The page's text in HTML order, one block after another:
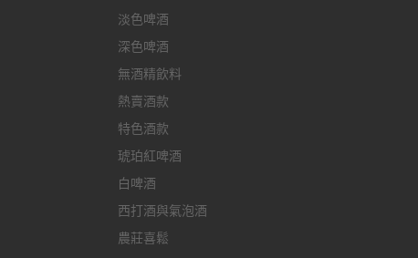
淡色啤酒
深色啤酒
無酒精飲料
熱賣酒款
特色酒款
琥珀紅啤酒
白啤酒
西打酒與氣泡酒
農莊喜鬆